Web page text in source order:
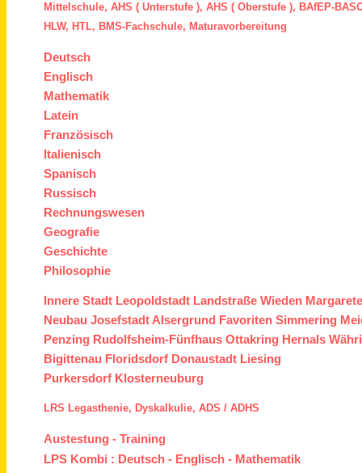
Mittelschule, AHS ( Unterstufe ), AHS ( Oberstufe ), BAfEP-
HLW, HTL, BMS-Fachschule, Maturavorbereitung
Deutsch
Englisch
Mathematik
Latein
Französisch
Italienisch
Spanisch
Russisch
Rechnungswesen
Geografie
Geschichte
Philosophie
Innere Stadt Leopoldstadt Landstraße Wieden
Neubau Josefstadt Alsergrund Favoriten Simmering
Penzing Rudolfsheim-Fünfhaus Ottakring Hernals
Bigittenau Floridsdorf Donaustadt Liesing
Purkersdorf Klosterneuburg
LRS Legasthenie, Dyskalkulie, ADS / ADHS
Austestung -Training
LPS Kombi : Deutsch - Englisch - Mathematik